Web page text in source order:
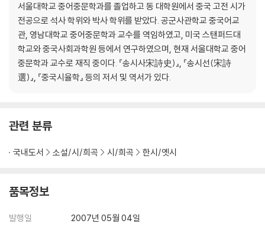
서울대학교 중어중문학과를 졸업하고 동 대학원에서 중국 고전 시가
전공으로 석사 학위와 박사 학위를 받았다. 공군사관학교 중국어교
관, 영남대학교 중어중문학과 교수를 역임하였고, 미국 스탠퍼드대
학교와 중국사회과학원 등에서 연구하였으며, 현재 서울대학교 중어
중문학과 교수로 재직 중이다. 『송시사宋詩史)』, 『송시선(宋詩
選)』, 『중국시율학』 등의 저서 및 역서가 있다.
관련 분류
국내도서 소설/시/희곡 시/희곡 한시/옛시
품목정보
발행일
2007년 05월 04일